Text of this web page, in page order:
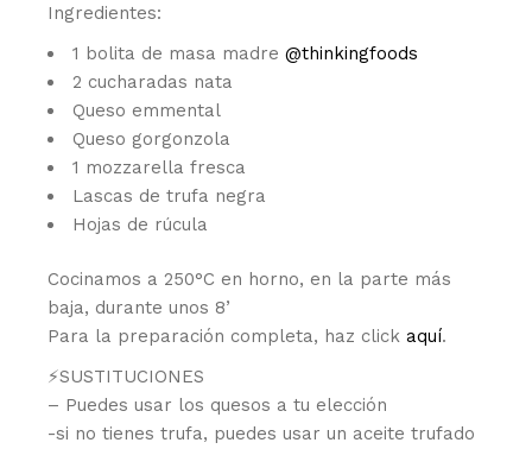
Ingredientes:
1 bolita de masa madre@thinkingfoods
2 cucharadas nata
Queso emmental
Queso gorgonzola
1 mozzarella fresca
Lascas de trufa negra
Hojas de rúcula
Cocinamos a 250°C en horno, en la parte más
baja, durante unos 8’
Para la preparación completa, haz clickaquí.
⚡️SUSTITUCIONES
– Puedes usar los quesos a tu elección
-si no tienes trufa, puedes usar un aceite trufado